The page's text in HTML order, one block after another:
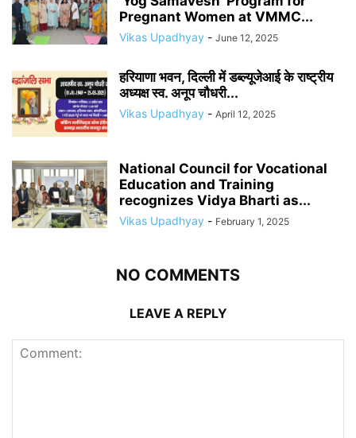
Pregnant Women at VMMC...
Vikas Upadhyay - June 12, 2025
हरियाणा भवन, दिल्ली में डब्ल्यूजेआई के राष्ट्रीय
अध्यक्ष स्व. अनूप चौधरी...
Vikas Upadhyay - April 12, 2025
National Council for Vocational
Education and Training
recognizes Vidya Bharti as...
Vikas Upadhyay - February 1, 2025
NO COMMENTS
LEAVE A REPLY